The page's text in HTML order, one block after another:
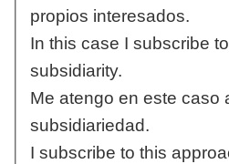
propios interesados.
In this case I subscribe
subsidiarity.
Me atengo en este caso
subsidiariedad.
I subscribe to this